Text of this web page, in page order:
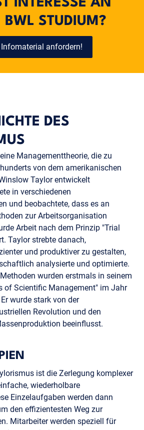
INTERESSE AN
BWL STUDIUM?
anfordern!
DES
Managementtheorie, die zu
von dem amerikanischen
Taylor entwickelt
in verschiedenen
und beobachtete, dass es an
zur Arbeitsorganisation
Arbeit nach dem Prinzip "Trial
Taylor strebte danach,
und produktiver zu gestalten,
analysierte und optimierte.
wurden erstmals in seinem
of Scientific Management" im Jahr
wurde stark von der
Revolution und den
beeinflusst.
ist die Zerlegung komplexer
wiederholbare
Einzelaufgaben werden dann
den effizientesten Weg zur
Mitarbeiter werden speziell für